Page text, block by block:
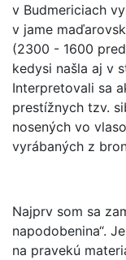
v Budmericiach
v jame
(2300 - 1600
kedysi našla aj v
Interpretovali sa
prestížnych tzv.
nosených vo
vyrábaných z
Najprv som sa
napodobenina“.
na pravekú